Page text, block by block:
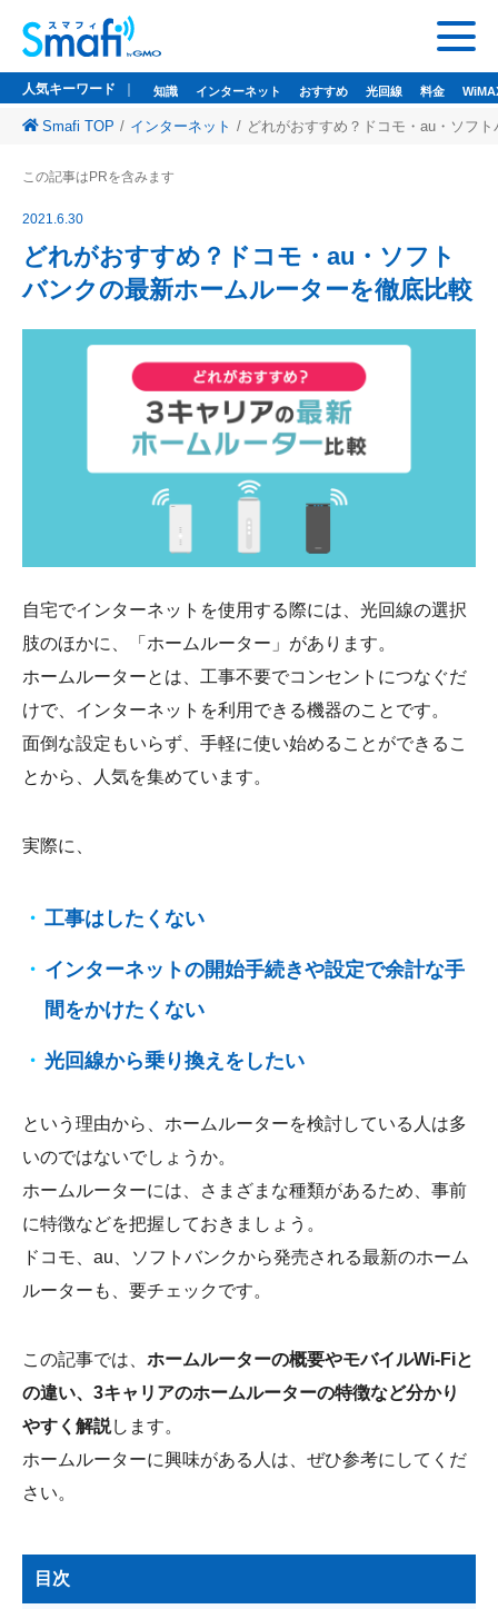
人気キーワード
監修者一覧
GMOとくとくBB
Wi-Fi（WiMAX）レンタル
人気キーワード 知識 インターネット おすすめ 光回線 料金
Smafi TOP インターネット どれがおすすめ？ドコモ・au・ソフ
この記事はPRを含みます
2021.6.30
どれがおすすめ？ドコモ・au・ソフト
バンクの最新ホームルーターを徹底比較
自宅でインターネットを使用する際には、光回線の選択
肢のほかに、「ホームルーター」があります。
ホームルーターとは、工事不要でコンセントにつなぐだ
けで、インターネットを利用できる機器のことです。
面倒な設定もいらず、手軽に使い始めることができるこ
とから、人気を集めています。
実際に、
工事はしたくない
インターネットの開始手続きや設定で余計な手
間をかけたくない
光回線から乗り換えをしたい
という理由から、ホームルーターを検討している人は多
いのではないでしょうか。
ホームルーターには、さまざまな種類があるため、事前
に特徴などを把握しておきましょう。
ドコモ、au、ソフトバンクから発売される最新のホーム
ルーターも、要チェックです。
この記事では、 ホームルーターの概要やモバイルWi-Fiと
の違い、3キャリアのホームルーターの特徴など分かり
やすく解説します。
ホームルーターに興味がある人は、ぜひ参考にしてくだ
さい。
目次